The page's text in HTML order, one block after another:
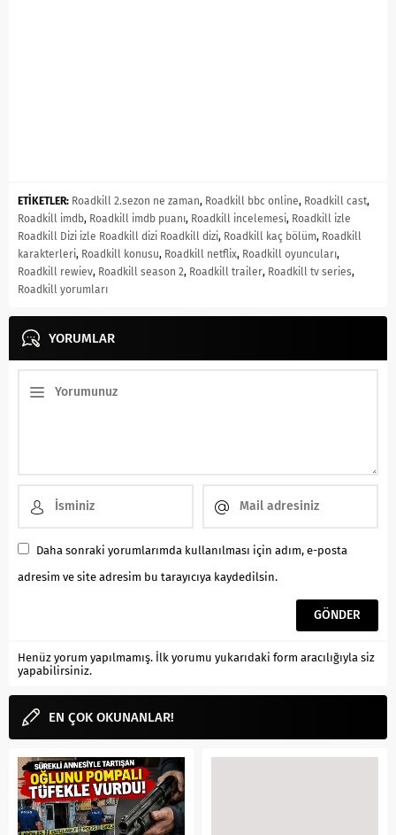
ETİKETLER: Roadkill 2.sezon ne zaman, Roadkill bbc online, Roadkill cast,
Roadkill imdb, Roadkill imdb puanı, Roadkill incelemesi, Roadkill izle
Roadkill Dizi izle Roadkill dizi Roadkill dizi, Roadkill kaç bölüm, Roadkill
karakterleri, Roadkill konusu, Roadkill netflix, Roadkill oyuncuları,
Roadkill rewiev, Roadkill season 2, Roadkill trailer, Roadkill tv series,
Roadkill yorumları
YORUMLAR
Daha sonraki yorumlarımda kullanılması için adım, e-posta
adresim ve site adresim bu tarayıcıya kaydedilsin.
Henüz yorum yapılmamış. İlk yorumu yukarıdaki form aracılığıyla siz
yapabilirsiniz.
EN ÇOK OKUNANLAR!